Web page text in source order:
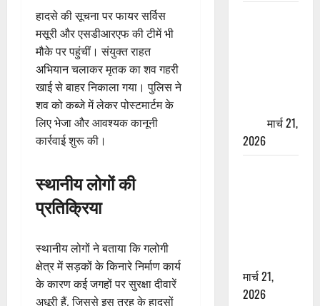
हादसे की सूचना पर फायर सर्विस
मसूरी और एसडीआरएफ की टीमें भी
मौके पर पहुंचीं। संयुक्त राहत
अभियान चलाकर मृतक का शव गहरी
खाई से बाहर निकाला गया। पुलिस ने
शव को कब्जे में लेकर पोस्टमार्टम के
लिए भेजा और आवश्यक कानूनी
कार्रवाई शुरू की।
स्थानीय लोगों की
प्रतिक्रिया
स्थानीय लोगों ने बताया कि गलोगी
क्षेत्र में सड़कों के किनारे निर्माण कार्य
के कारण कई जगहों पर सुरक्षा दीवारें
अधूरी हैं, जिससे इस तरह के हादसों
मार्च 21,
2026
मार्च 21,
2026